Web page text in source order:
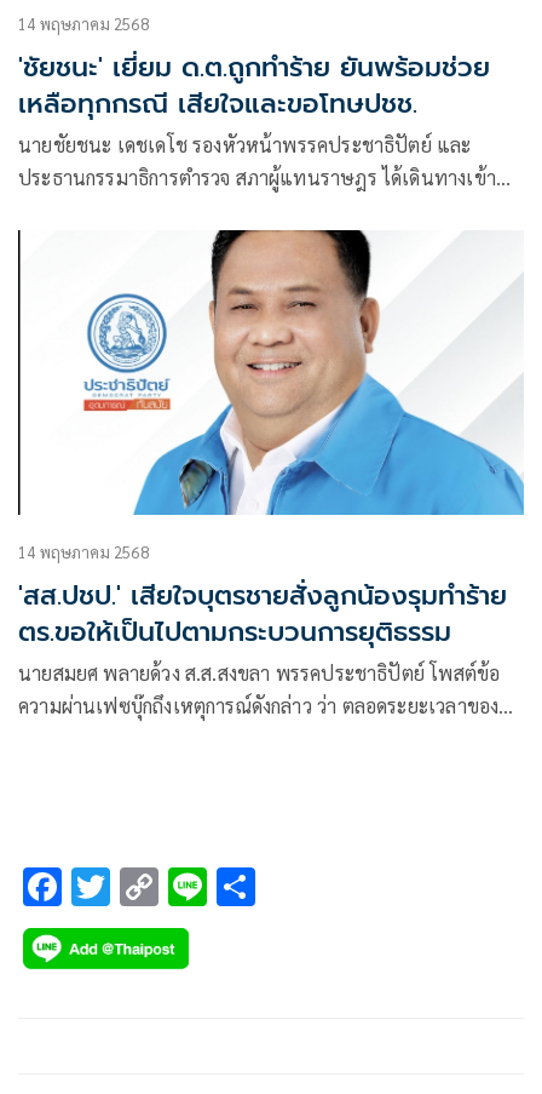
14 พฤษภาคม 2568
'ชัยชนะ' เยี่ยม ด.ต.ถูกทำร้าย ยันพร้อมช่วย
เหลือทุกกรณี เสียใจและขอโทษปชช.
นายชัยชนะ เดชเดโช รองหัวหน้าพรรคประชาธิปัตย์ และ
ประธานกรรมาธิการตำรวจ สภาผู้แทนราษฎร ได้เดินทางเข้า
14 พฤษภาคม 2568
'สส.ปชป.' เสียใจบุตรชายสั่งลูกน้องรุมทำร้าย
ตร.ขอให้เป็นไปตามกระบวนการยุติธรรม
นายสมยศ พลายด้วง ส.ส.สงขลา พรรคประชาธิปัตย์ โพสต์ข้อ
ความผ่านเฟซบุ๊กถึงเหตุการณ์ดังกล่าว ว่า ตลอดระยะเวลาของผม
F
ac
e
T
wi
tt
C
o
p
Li